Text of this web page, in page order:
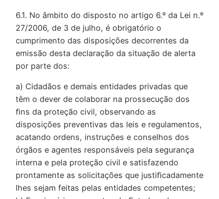
6.1. No âmbito do disposto no artigo 6.º da Lei n.º
27/2006, de 3 de julho, é obrigatório o
cumprimento das disposições decorrentes da
emissão desta declaração da situação de alerta
por parte dos:
a) Cidadãos e demais entidades privadas que
têm o dever de colaborar na prossecução dos
ﬁns da proteção civil, observando as
disposições preventivas das leis e regulamentos,
acatando ordens, instruções e conselhos dos
órgãos e agentes responsáveis pela segurança
interna e pela proteção civil e satisfazendo
prontamente as solicitações que justiﬁcadamente
lhes sejam feitas pelas entidades competentes;